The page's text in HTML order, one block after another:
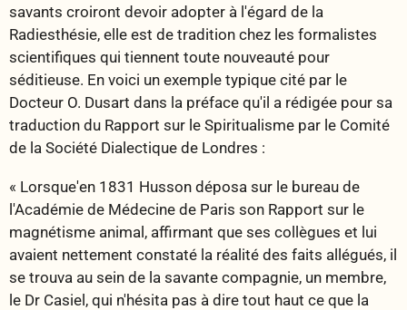
savants croiront devoir adopter à l'égard de la
Radiesthésie, elle est de tradition chez les formalistes
scientifiques qui tiennent toute nouveauté pour
séditieuse. En voici un exemple typique cité par le
Docteur O. Dusart dans la préface qu'il a rédigée pour sa
traduction du Rapport sur le Spiritualisme par le Comité
de la Société Dialectique de Londres :
« Lorsque'en 1831 Husson déposa sur le bureau de
l'Académie de Médecine de Paris son Rapport sur le
magnétisme animal, affirmant que ses collègues et lui
avaient nettement constaté la réalité des faits allégués, il
se trouva au sein de la savante compagnie, un membre,
le Dr Casiel, qui n'hésita pas à dire tout haut ce que la